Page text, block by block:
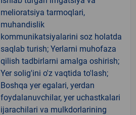
melioratsiya tarmoqlari,
muhandislik
kommunikatsiyalarini soz holatda
saqlab turish; Yerlarni muhofaza
qilish tadbirlarni amalga oshirish;
Yer solig'ini o'z vaqtida to'lash;
Boshqa yer egalari, yerdan
foydalanuvchilar, yer uchastkalari
ijarachilari va mulkdorlarining